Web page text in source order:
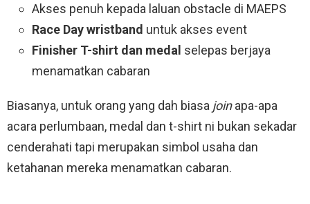
Akses penuh kepada laluan obstacle di MAEPS
Race Day wristband untuk akses event
Finisher T-shirt dan medal selepas berjaya
menamatkan cabaran
Biasanya, untuk orang yang dah biasa joinapa-apa
acara perlumbaan, medal dan t-shirt ni bukan sekadar
cenderahati tapi merupakan simbol usaha dan
ketahanan mereka menamatkan cabaran.